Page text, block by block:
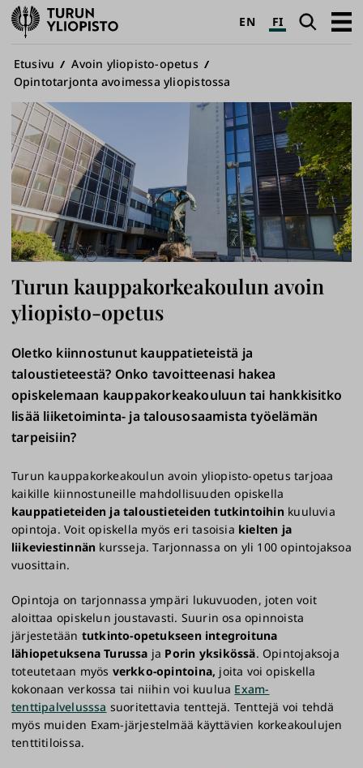
Turun
yliopisto
EN FI Haku
Avaa
Murupolku
Etusivu
Avoin yliopisto-opetus
Opintotarjonta avoimessa yliopistossa
Turun kauppakorkeakoulun avoin
yliopisto-opetus
Oletko kiinnostunut kauppatieteistä ja
taloustieteestä? Onko tavoitteenasi hakea
opiskelemaan kauppakorkeakouluun tai hankkisitko
lisää liiketoiminta- ja talousosaamista työelämän
tarpeisiin?
Turun kauppakorkeakoulun avoin yliopisto-opetus tarjoaa
kaikille kiinnostuneille mahdollisuuden opiskella
kauppatieteiden ja taloustieteiden tutkintoihin kuuluvia
opintoja. Voit opiskella myös eri tasoisia kielten ja
liikeviestinnän kursseja. Tarjonnassa on yli 100 opintojaksoa
vuosittain.
Opintoja on tarjonnassa ympäri lukuvuoden, joten voit
aloittaa opiskelun joustavasti. Suurin osa opinnoista
järjestetään tutkinto-opetukseen integroituna
lähiopetuksena Turussa ja Porin yksikössä. Opintojaksoja
toteutetaan myös verkko-opintoina, joita voi opiskella
kokonaan verkossa tai niihin voi kuulua Exam-
tenttipalvelusssa suoritettavia tenttejä. Tenttejä voi tehdä
myös muiden Exam-järjestelmää käyttävien korkeakoulujen
tenttitiloissa.